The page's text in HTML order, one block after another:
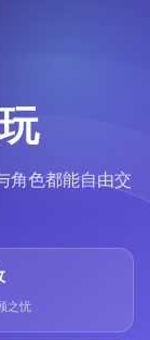
角色都能自由交
之忧